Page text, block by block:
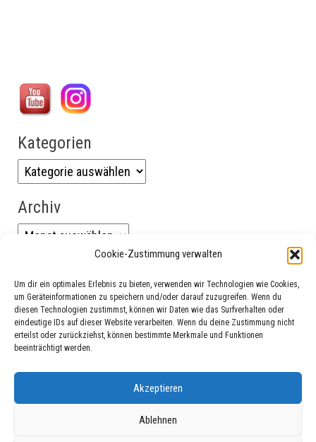
Cookie-Zustimmung verwalten
Um dir ein optimales Erlebnis zu bieten, verwenden wir Technologien wie Cookies,
um Geräteinformationen zu speichern und/oder darauf zuzugreifen. Wenn du
diesen Technologien zustimmst, können wir Daten wie das Surfverhalten oder
eindeutige IDs auf dieser Website verarbeiten. Wenn du deine Zustimmung nicht
erteilst oder zurückziehst, können bestimmte Merkmale und Funktionen
beeinträchtigt werden.
Akzeptieren
Ablehnen
Kategorien
Archiv
Impressum